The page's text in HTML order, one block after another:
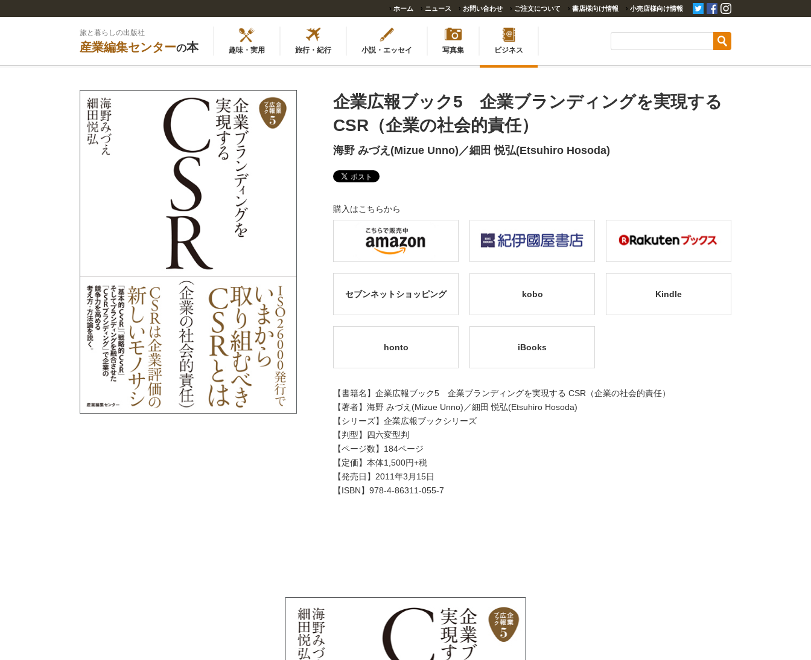
› ホーム › ニュース › お問い合わせ › ご注文について › 書店様向け情報 › 小売店様向け情報
旅と暮らしの出版社
産業編集センターの本 趣味・実用 旅行・紀行 小説・エッセイ 写真集 ビジネス
企業広報ブック5 企業ブランディングを実現する
CSR（企業の社会的責任）
海野 みづえ(Mizue Unno)／細田 悦弘(Etsuhiro Hosoda)
購入はこちらから
セブンネットショッピング kobo Kindle
honto iBooks
【書籍名】企業広報ブック5 企業ブランディングを実現する CSR（企業の社会的責任）
【著者】海野 みづえ(Mizue Unno)／細田 悦弘(Etsuhiro Hosoda)
【シリーズ】企業広報ブックシリーズ
【判型】四六変型判
【ページ数】184ページ
【定価】本体1,500円+税
【発売日】2011年3月15日
【ISBN】978-4-86311-055-7